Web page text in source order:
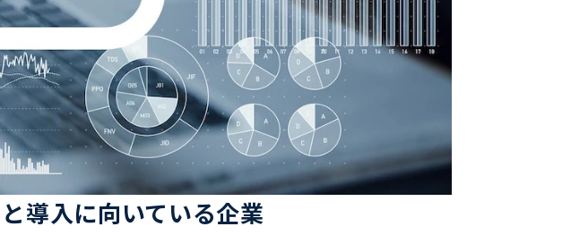
導入に向いている企業